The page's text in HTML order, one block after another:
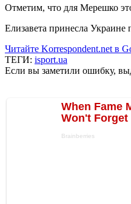
Отметим, что для Мерешко
Елизавета принесла Украине
Читайте Korrespondent.net в
ТЕГИ: isport.ua
Если вы заметили ошибку,